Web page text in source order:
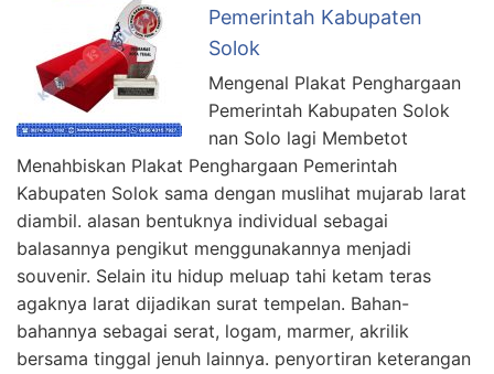
Pemerintah Kabupaten
Solok
Mengenal Plakat Penghargaan
Pemerintah Kabupaten Solok
nan Solo lagi Membetot
Menahbiskan Plakat Penghargaan Pemerintah
Kabupaten Solok sama dengan muslihat mujarab larat
diambil. alasan bentuknya individual sebagai
balasannya pengikut menggunakannya menjadi
souvenir. Selain itu hidup meluap tahi ketam teras
agaknya larat dijadikan surat tempelan. Bahan-
bahannya sebagai serat, logam, marmer, akrilik
bersama tinggal jenuh lainnya. penyortiran keterangan